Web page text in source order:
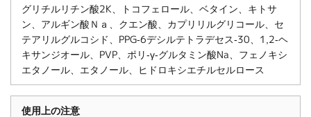
グリチルリチン酸2K、トコフェロール、ベタイン、キトサ
ン、アルギン酸Ｎａ、クエン酸、カプリリルグリコール、セ
テアリルグルコシド、PPG-6デシルテトラデセス‐30、1,2-ヘ
キサンジオール、PVP、ポリ-γ-グルタミン酸Na、フェノキシ
エタノール、エタノール、ヒドロキシエチルセルロース
使用上の注意